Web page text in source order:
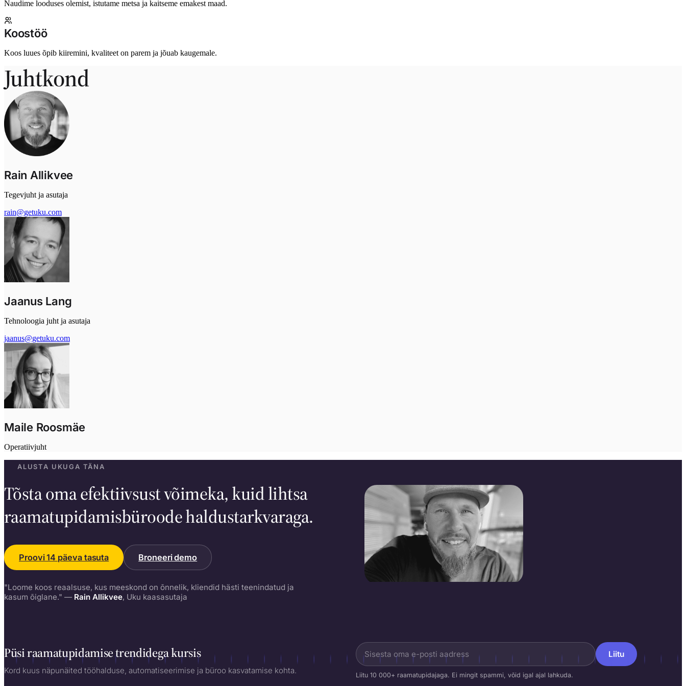
Naudime looduses olemist, istutame metsa ja kaitseme emakest maad.
Koostöö
Koos luues õpib kiiremini, kvaliteet on parem ja jõuab kaugemale.
Juhtkond
Rain Allikvee
Tegevjuht ja asutaja
rain@getuku.com
Jaanus Lang
Tehnoloogia juht ja asutaja
jaanus@getuku.com
Maile Roosmäe
Operatiivjuht
ALUSTA UKUGA TÄNA
Tõsta oma efektiivsust võimeka, kuid lihtsa
raamatupidamisbüroode haldustarkvaraga.
Proovi 14 päeva tasuta Broneeri demo
"Loome koos reaalsuse, kus meeskond on õnnelik, kliendid hästi teenindatud ja
kasum õiglane." — Rain Allikvee, Uku kaasasutaja
Püsi raamatupidamise trendidega kursis
Kord kuus näpunäited tööhalduse, automatiseerimise ja büroo kasvatamise kohta.
Liitu
Liitu 10 000+ raamatupidajaga. Ei mingit spammi, võid igal ajal lahkuda.